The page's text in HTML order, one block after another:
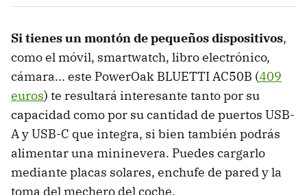
Si tienes un montón de pequeños dispositivos,
como el móvil, smartwatch, libro electrónico,
cámara... este PowerOak BLUETTI AC50B (409
euros) te resultará interesante tanto por su
capacidad como por su cantidad de puertos USB-
A y USB-C que integra, si bien también podrás
alimentar una mininevera. Puedes cargarlo
mediante placas solares, enchufe de pared y la
toma del mechero del coche.